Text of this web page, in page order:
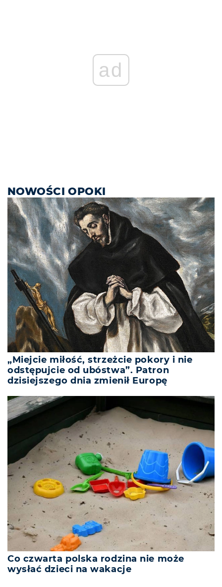
ad
NOWOŚCI OPOKI
„Miejcie miłość, strzeżcie pokory i nie
odstępujcie od ubóstwa”. Patron
dzisiejszego dnia zmienił Europę
Co czwarta polska rodzina nie może
wysłać dzieci na wakacje